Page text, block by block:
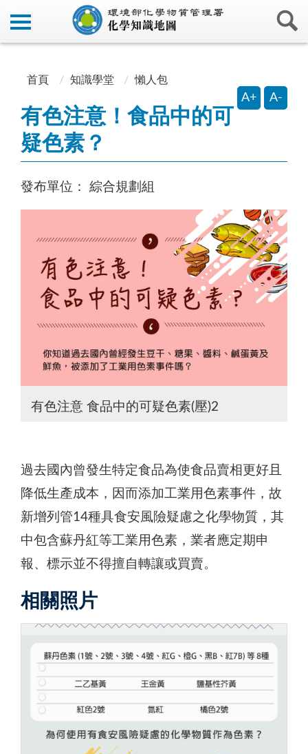
首頁 知識學堂 懶人包
A+ A-
有色注意！食品中的可
疑色素？
發布單位： 綜合規劃組
有色注意 食品中的可疑色素(壓)2
過去國內曾發生特定食品為使食品賣相更好且
降低生產成本，因而添加工業用色素事件，故
新增列管14種具食安風險疑慮之化學物質，其
中包含蘇丹紅等工業用色素，業者應定期申
報、標示並不得擅自轉讓或買賣。
相關照片